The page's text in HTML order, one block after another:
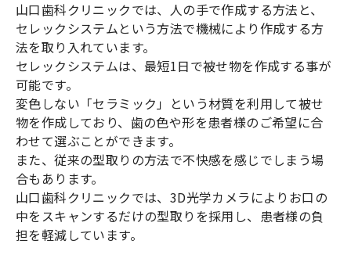
山口歯科クリニックでは、人の手で作成する方法と、
セレックシステムという方法で機械により作成する方
法を取り入れています。
セレックシステムは、最短1日で被せ物を作成する事が
可能です。
変色しない「セラミック」という材質を利用して被せ
物を作成しており、歯の色や形を患者様のご希望に合
わせて選ぶことができます。
また、従来の型取りの方法で不快感を感じでしまう場
合もあります。
山口歯科クリニックでは、3D光学カメラによりお口の
中をスキャンするだけの型取りを採用し、患者様の負
担を軽減しています。